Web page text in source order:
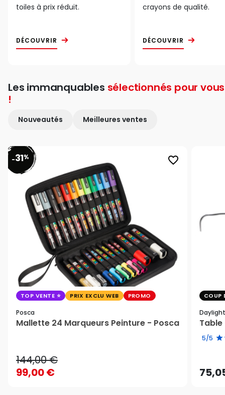
toiles à prix réduit.
DÉCOUVRIR
crayons de qualité.
DÉCOUVRIR
Les immanquables sélectionnés pour vous
!
Nouveautés Meilleures ventes
favorite_border
-31%
TOP VENTE PRIX EXCLU WEB PROMO
Posca
Mallette 24 Marqueurs Peinture - Posca
144,00 €
99,00 €
COUP
Daylight
Table
5/5